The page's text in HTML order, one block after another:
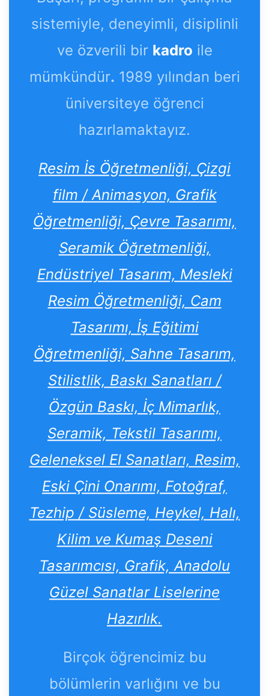
sistemiyle, deneyimli, disiplinli
ve özverili bir kadro ile
mümkündür. 1989 yılından beri
üniversiteye öğrenci
hazırlamaktayız.
Resim İs Öğretmenliği, Çizgi
film / Animasyon, Grafik
Öğretmenliği, Çevre Tasarımı,
Seramik Öğretmenliği,
Endüstriyel Tasarım, Mesleki
Resim Öğretmenliği, Cam
Tasarımı, İş Eğitimi
Öğretmenliği, Sahne Tasarım,
Stilistlik, Baskı Sanatları /
Özgün Baskı, İç Mimarlık,
Seramik, Tekstil Tasarımı,
Geleneksel El Sanatları, Resim,
Eski Çini Onarımı, Fotoğraf,
Tezhip / Süsleme, Heykel, Halı,
Kilim ve Kumaş Deseni
Tasarımcısı, Grafik, Anadolu
Güzel Sanatlar Liselerine
Hazırlık.
Birçok öğrencimiz bu
bölümlerin varlığını ve bu